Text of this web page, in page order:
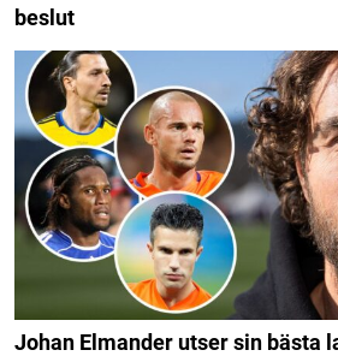
beslut
Johan Elmander utser sin bästa